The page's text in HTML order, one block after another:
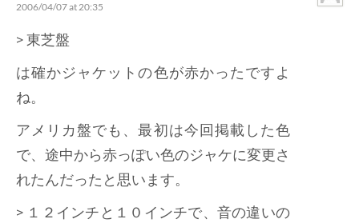
2006/04/07 at 20:35
> 東芝盤
は確かジャケットの色が赤かったですよ
ね。
アメリカ盤でも、最初は今回掲載した色
で、途中から赤っぽい色のジャケに変更さ
れたんだったと思います。
> １２インチと１０インチで、音の違いの